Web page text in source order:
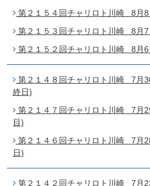
第２１５４回チャリロト川崎 8月
第２１５３回チャリロト川崎 8月
第２１５２回チャリロト川崎 8月
第２１４８回チャリロト川崎 7月
終日)
第２１４７回チャリロト川崎 7月
目)
第２１４６回チャリロト川崎 7月
日)
第２１４２回チャリロト川崎 7月